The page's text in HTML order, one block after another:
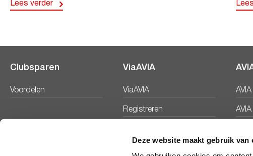
Deze website maakt gebruik van
Lees verder
Clubsparen
Voordelen
ViaAVIA
ViaAVIA
Registreren AVIA